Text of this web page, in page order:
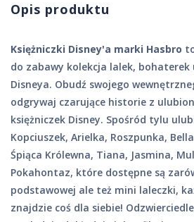
Opis produktu
Księżniczki Disney'a marki Hasbro
do zabawy kolekcja lalek,
Disneya. Obudź swojego
odgrywaj czarujące historie z
księżniczek Disney. Spośród tylu
Kopciuszek, Arielka, Roszpunka,
Śpiąca Królewna, Tiana, Jasmina,
Pokahontaz, które dostępne są
podstawowej ale też mini laleczki,
znajdzie coś dla siebie!